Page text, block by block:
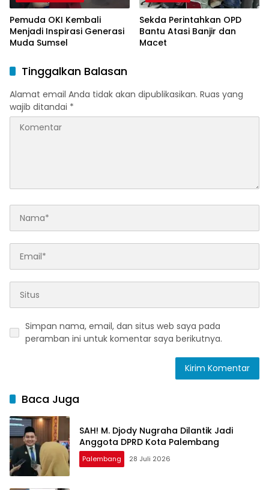
Pemuda OKI Kembali
Menjadi Inspirasi Generasi
Muda Sumsel
Sekda Perintahkan OPD
Bantu Atasi Banjir dan
Macet
Tinggalkan Balasan
Alamat email Anda tidak akan dipublikasikan. Ruas yang
wajib ditandai *
Simpan nama, email, dan situs web saya pada
peramban ini untuk komentar saya berikutnya.
Baca Juga
SAH! M. Djody Nugraha Dilantik Jadi
Anggota DPRD Kota Palembang
Palembang 28 Juli 2026